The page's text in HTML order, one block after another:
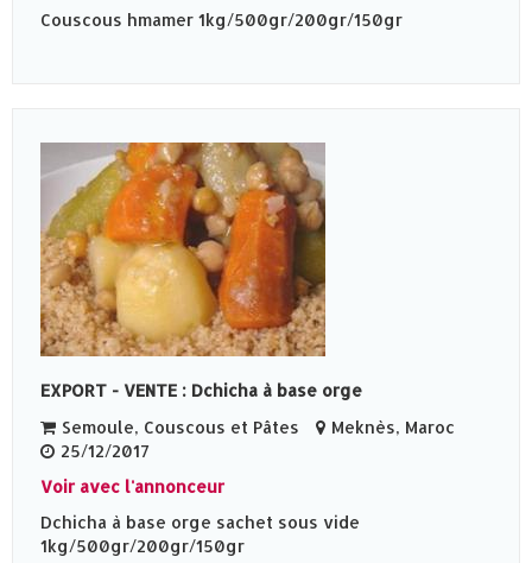
Couscous hmamer 1kg/500gr/200gr/150gr
EXPORT - VENTE : Dchicha à base orge
Semoule, Couscous et Pâtes
Meknès‎, Maroc
25/12/2017
Voir avec l'annonceur
Dchicha à base orge sachet sous vide
1kg/500gr/200gr/150gr